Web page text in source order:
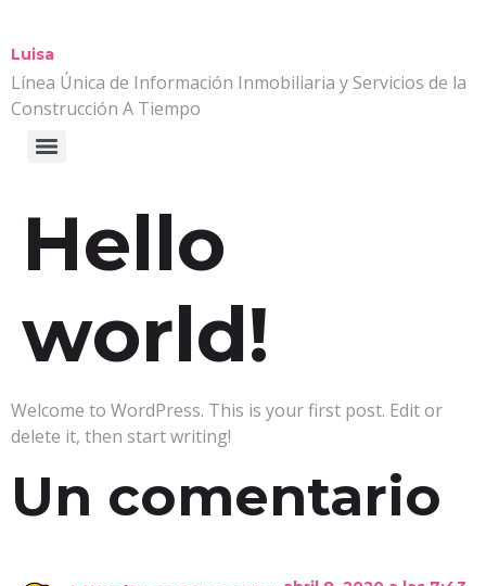
Luisa
Línea Única de Información Inmobiliaria y Servicios de la
Construcción A Tiempo
Hello
world!
Welcome to WordPress. This is your first post. Edit or
delete it, then start writing!
Un comentario